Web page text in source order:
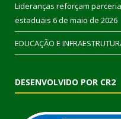
Lideranças reforçam
estaduais 6 de maio de 2026
EDUCAÇÃO E
DESENVOLVIDO POR CR2